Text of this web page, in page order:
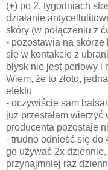
(+) po 2. tygodniach
działanie
skóry (w połączeniu z
- pozostawia na skórze
się w kontakcie z
błysk nie jest perłowy
Wiem, że to złoto,
efektu
- oczywiście sam
już przestałam
producenta pozostaje
- trudno odnieść się do
go używać 2x
przynajmniej raz